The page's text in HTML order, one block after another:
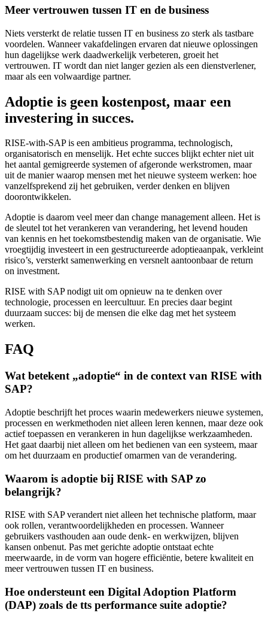
Meer vertrouwen tussen IT en de business
Niets versterkt de relatie tussen IT en business zo sterk als tastbare
voordelen. Wanneer vakafdelingen ervaren dat nieuwe oplossingen
hun dagelijkse werk daadwerkelijk verbeteren, groeit het
vertrouwen. IT wordt dan niet langer gezien als een dienstverlener,
maar als een volwaardige partner.
Adoptie is geen kostenpost, maar een
investering in succes.
RISE-with-SAP is een ambitieus programma, technologisch,
organisatorisch en menselijk. Het echte succes blijkt echter niet uit
het aantal gemigreerde systemen of afgeronde werkstromen, maar
uit de manier waarop mensen met het nieuwe systeem werken: hoe
vanzelfsprekend zij het gebruiken, verder denken en blijven
doorontwikkelen.
Adoptie is daarom veel meer dan change management alleen. Het is
de sleutel tot het verankeren van verandering, het levend houden
van kennis en het toekomstbestendig maken van de organisatie. Wie
vroegtijdig investeert in een gestructureerde adoptieaanpak, verkleint
risico’s, versterkt samenwerking en versnelt aantoonbaar de return
on investment.
RISE with SAP nodigt uit om opnieuw na te denken over
technologie, processen en leercultuur. En precies daar begint
duurzaam succes: bij de mensen die elke dag met het systeem
werken.
FAQ
Wat betekent „adoptie“ in de context van RISE with
SAP?
Adoptie beschrijft het proces waarin medewerkers nieuwe systemen,
processen en werkmethoden niet alleen leren kennen, maar deze ook
actief toepassen en verankeren in hun dagelijkse werkzaamheden.
Het gaat daarbij niet alleen om het bedienen van een systeem, maar
om het duurzaam en productief omarmen van de verandering.
Waarom is adoptie bij RISE with SAP zo
belangrijk?
RISE with SAP verandert niet alleen het technische platform, maar
ook rollen, verantwoordelijkheden en processen. Wanneer
gebruikers vasthouden aan oude denk- en werkwijzen, blijven
kansen onbenut. Pas met gerichte adoptie ontstaat echte
meerwaarde, in de vorm van hogere efficiëntie, betere kwaliteit en
meer vertrouwen tussen IT en business.
Hoe ondersteunt een Digital Adoption Platform
(DAP) zoals de tts performance suite adoptie?